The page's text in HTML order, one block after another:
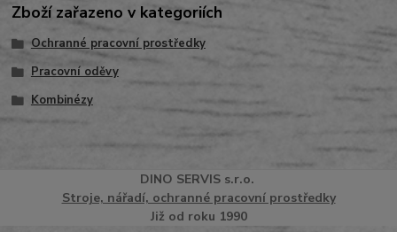
Zboží zařazeno v kategoriích
Ochranné pracovní prostředky
Pracovní oděvy
Kombinézy
DINO SERVISs.r.o.
Stroje, nářadí, ochranné pracovní prostředky
Již od roku 1990